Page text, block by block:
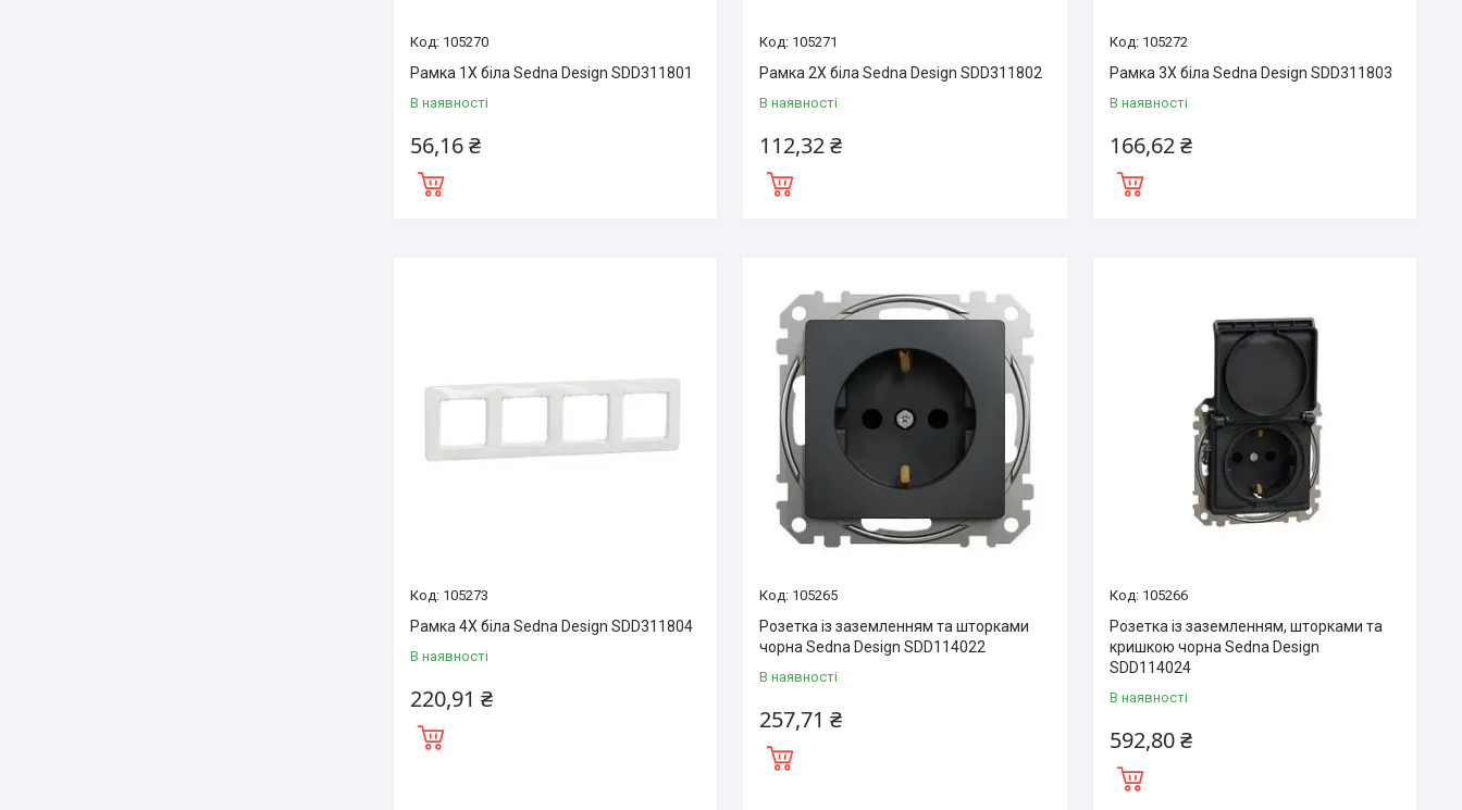
105270
Рамка 1Х біла Sedna Design SDD311801
В наявності
56,16 ₴
105271
Рамка 2Х біла Sedna Design SDD311802
В наявності
112,32 ₴
105272
Рамка 3Х біла Sedna Design SDD311803
В наявності
166,62 ₴
105273
Рамка 4Х біла Sedna Design SDD311804
В наявності
220,91 ₴
105265
Розетка із заземленням та шторками
чорна Sedna Design SDD114022
В наявності
257,71 ₴
105266
Розетка із заземленням, шторками та
кришкою чорна Sedna Design
SDD114024
В наявності
592,80 ₴